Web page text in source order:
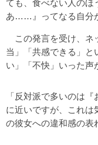
ても、食べない人のほ
あ……』ってなる自分
この発言を受け、ネ
当」「共感できる」と
い」「不快」いった声
「反対派で多いのは
に近いですが、これは
の彼女への違和感の表